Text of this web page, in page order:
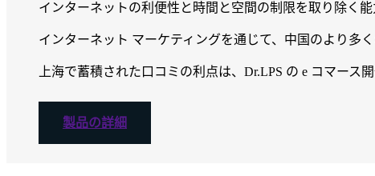
インターネットの利便性と時間と空間の制限を取り除く
インターネット マーケティングを通じて、中国のより多
上海で蓄積された口コミの利点は、Dr.LPS の e コマース
製品の詳細